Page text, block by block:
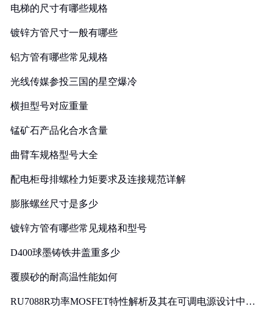
电梯的尺寸有哪些规格
镀锌方管尺寸一般有哪些
铝方管有哪些常见规格
光线传媒参投三国的星空爆冷
横担型号对应重量
锰矿石产品化合水含量
曲臂车规格型号大全
配电柜母排螺栓力矩要求及连接规范详解
膨胀螺丝尺寸是多少
镀锌方管有哪些常见规格和型号
D400球墨铸铁井盖重多少
覆膜砂的耐高温性能如何
RU7088R功率MOSFET特性解析及其在可调电源设计中的